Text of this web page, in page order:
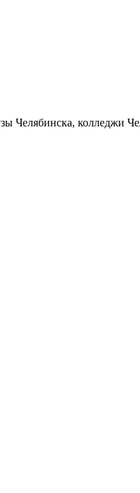
Челябинска, колледжи